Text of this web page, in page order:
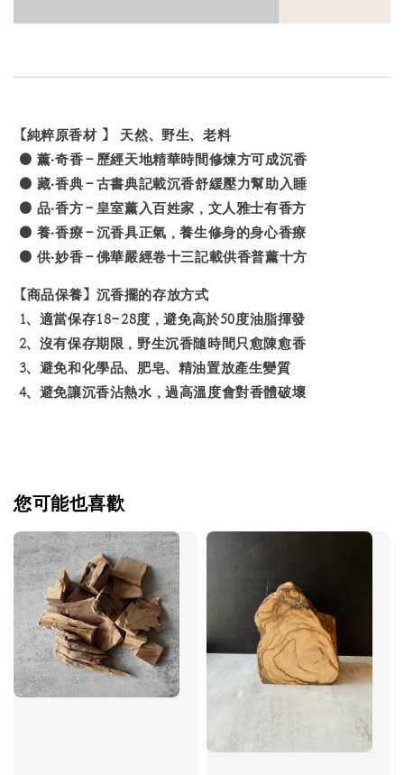
【純粹原香材 】
天然、野生、老料
● 薰‧奇香－歷經天地精華時間修煉方可成沉香
● 藏‧香典－古書典記載沉香舒緩壓力幫助入睡
● 品‧香方－皇室薰入百姓家，文人雅士有香方
● 養‧香療－沉香具正氣，養生修身的身心香療
● 供‧妙香－佛華嚴經卷十三記載供香普薰十方
【商品保養】沉香擺的存放方式
1、適當保存18-28度，避免高於50度油脂揮發
2、沒有保存期限，野生沉香隨時間只愈陳愈香
3、避免和化學品、肥皂、精油置放產生變質
4、避免讓沉香沾熱水，過高溫度會對香體破壞
您可能也喜歡